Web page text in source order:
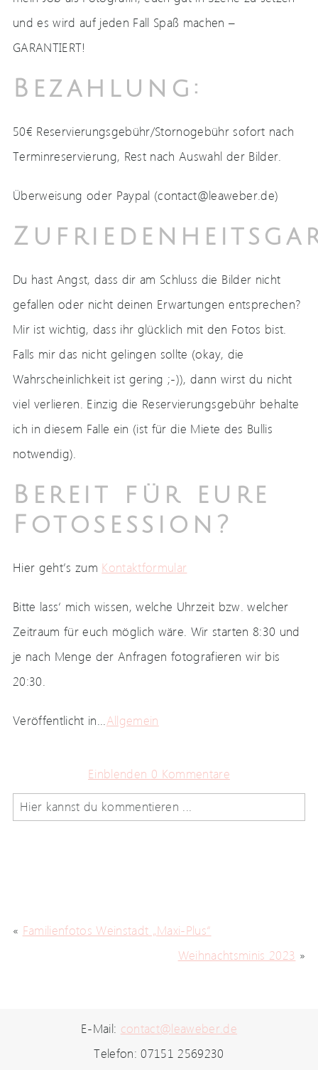
und es wird auf jeden Fall Spaß machen –
GARANTIERT!
Bezahlung:
50€ Reservierungsgebühr/Stornogebühr sofort nach
Terminreservierung, Rest nach Auswahl der Bilder.
Überweisung oder Paypal (contact@leaweber.de)
Du hast Angst, dass dir am Schluss die Bilder nicht
gefallen oder nicht deinen Erwartungen entsprechen?
Mir ist wichtig, dass ihr glücklich mit den Fotos bist.
Falls mir das nicht gelingen sollte (okay, die
Wahrscheinlichkeit ist gering ;-)), dann wirst du nicht
viel verlieren. Einzig die Reservierungsgebühr behalte
ich in diesem Falle ein (ist für die Miete des Bullis
notwendig).
Bereit für eure
Fotosession?
Hier geht’s zum Kontaktformular
Bitte lass‘ mich wissen, welche Uhrzeit bzw. welcher
Zeitraum für euch möglich wäre. Wir starten 8:30 und
je nach Menge der Anfragen fotografieren wir bis
20:30.
Veröffentlicht in...Allgemein
Einblenden 0 Kommentare
Hier kannst du kommentieren ...
Speichere Namen, E-Mail und Website in diesem
Browser für weitere Kommentare zu späteren
« Familienfotos Weinstadt „Maxi-Plus“
Weihnachtsminis 2023 »
E-Mail: contact@leaweber.de
Telefon: 07151 2569230